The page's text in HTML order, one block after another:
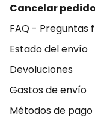
Cancelar pedido
FAQ - Preguntas
Estado del envío
Devoluciones
Gastos de envío
Métodos de pago